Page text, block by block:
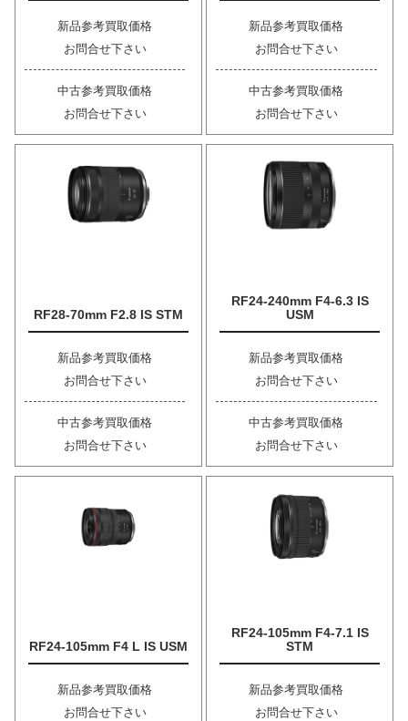
新品参考買取価格
お問合せ下さい
中古参考買取価格
お問合せ下さい
新品参考買取価格
お問合せ下さい
中古参考買取価格
お問合せ下さい
RF28-70mm F2.8 IS STM
新品参考買取価格
お問合せ下さい
中古参考買取価格
お問合せ下さい
RF24-240mm F4-6.3 IS
USM
新品参考買取価格
お問合せ下さい
中古参考買取価格
お問合せ下さい
RF24-105mm F4 L IS USM
新品参考買取価格
お問合せ下さい
RF24-105mm F4-7.1 IS
STM
新品参考買取価格
お問合せ下さい